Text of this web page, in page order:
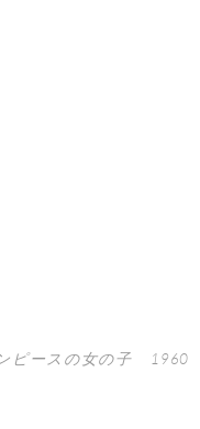
ピースの女の子 1960